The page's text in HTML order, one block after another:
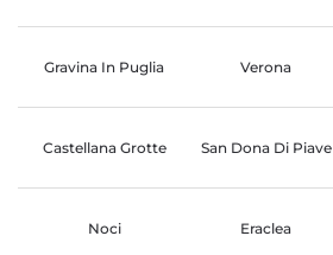
Gravina In Puglia Verona
Castellana Grotte San Dona Di Piave
Noci Eraclea